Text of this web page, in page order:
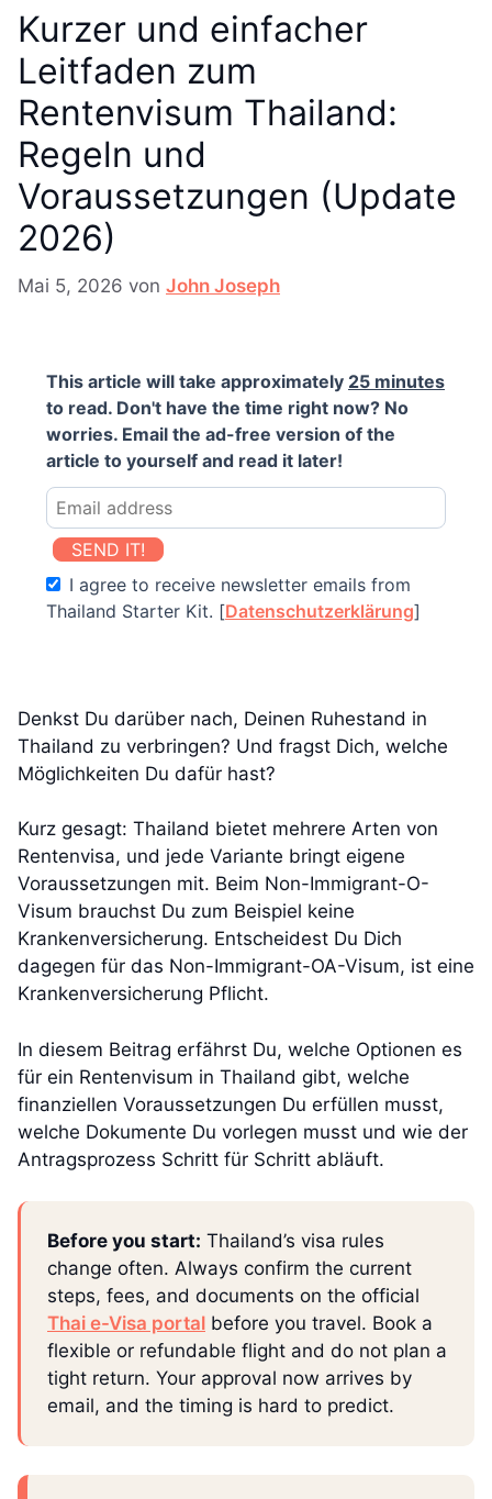
Kurzer und einfacher
Leitfaden zum
Rentenvisum Thailand:
Regeln und
Voraussetzungen (Update
2026)
Mai 5, 2026 von John Joseph
This article will take approximately 25 minutes
to read. Don't have the time right now? No
worries. Email the ad-free version of the
article to yourself and read it later!
SEND IT!
I agree to receive newsletter emails from
Thailand Starter Kit. [Datenschutzerklärung]
Denkst Du darüber nach, Deinen Ruhestand in
Thailand zu verbringen? Und fragst Dich, welche
Möglichkeiten Du dafür hast?
Kurz gesagt: Thailand bietet mehrere Arten von
Rentenvisa, und jede Variante bringt eigene
Voraussetzungen mit. Beim Non-Immigrant-O-
Visum brauchst Du zum Beispiel keine
Krankenversicherung. Entscheidest Du Dich
dagegen für das Non-Immigrant-OA-Visum, ist eine
Krankenversicherung Pflicht.
In diesem Beitrag erfährst Du, welche Optionen es
für ein Rentenvisum in Thailand gibt, welche
finanziellen Voraussetzungen Du erfüllen musst,
welche Dokumente Du vorlegen musst und wie der
Antragsprozess Schritt für Schritt abläuft.
Before you start: Thailand’s visa rules
change often. Always confirm the current
steps, fees, and documents on the official
Thai e-Visa portal before you travel. Book a
flexible or refundable flight and do not plan a
tight return. Your approval now arrives by
email, and the timing is hard to predict.